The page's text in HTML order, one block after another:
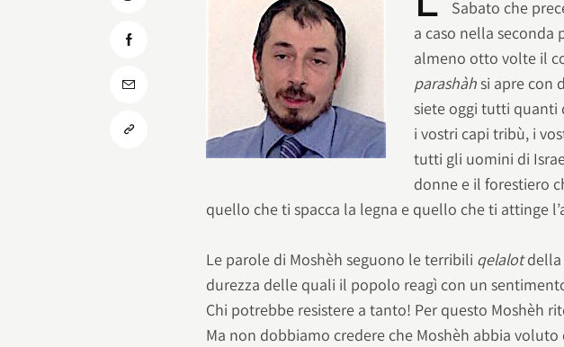
Sabato che
a caso nella
almeno otto volte il
parashàhsi apre con
siete oggi tutti quanti
i vostri capi tribù, i
tutti gli uomini di
donne e il forestiero
quello che ti spacca la legna e quello che ti attinge
Le parole di Moshèh seguono le terribili qelalotdella
durezza delle quali il popolo reagì con un
Chi potrebbe resistere a tanto! Per questo Moshèh
Ma non dobbiamo credere che Moshèh abbia